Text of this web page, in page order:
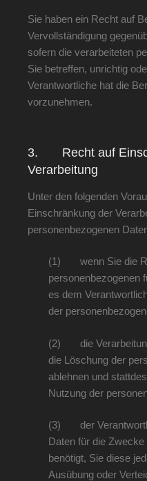
Sie haben ein Recht auf
Vervollständigung
sofern die verarbeiteten
Sie betreffen, unrichtig
Verantwortliche hat die
vorzunehmen.
3. Recht auf
Verarbeitung
Unter den folgenden
Einschränkung der
personenbezogenen
(1) wenn Sie die
personenbezogenen
es dem
der
(2) die
die Löschung der
ablehnen und
Nutzung der
(3) der
Daten für die
benötigt, Sie diese
Ausübung oder